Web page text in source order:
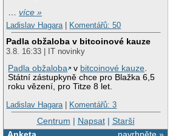
…více »
Ladislav Hagara| Komentářů: 50
Padla obžaloba v bitcoinové kauze
3.8. 16:33 | IT novinky
Padla obžaloba
v bitcoinové kauze.
Státní zástupkyně chce pro Blažka 6,5
roku vězení, pro Titze 8 let.
Ladislav Hagara| Komentářů: 3
Centrum | Napsat| Starší